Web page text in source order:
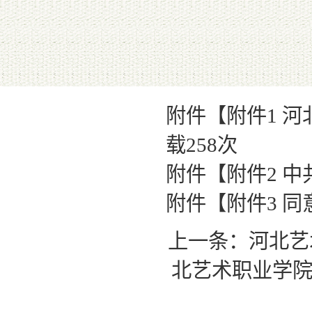
附件【 附件1 河
载258次
附件【 附件2 中
附件【 附件3 同
上一条： 河北
北艺术职业学